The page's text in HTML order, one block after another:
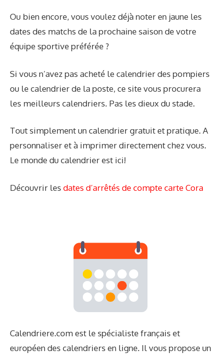
Ou bien encore, vous voulez déjà noter en jaune les
dates des matchs de la prochaine saison de votre
équipe sportive préférée ?
Si vous n’avez pas acheté le calendrier des pompiers
ou le calendrier de la poste, ce site vous procurera
les meilleurs calendriers. Pas les dieux du stade.
Tout simplement un calendrier gratuit et pratique. A
personnaliser et à imprimer directement chez vous.
Le monde du calendrier est ici!
Découvrir les dates d’arrêtés de compte carte Cora
Calendriere.com est le spécialiste français et
européen des calendriers en ligne. Il vous propose un